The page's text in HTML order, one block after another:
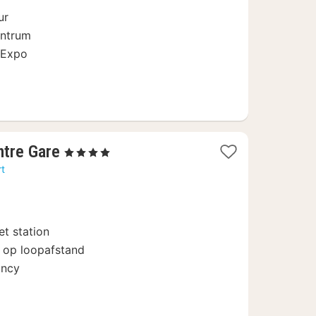
Gare 1
, 4 Sterren
station
op loopafstand